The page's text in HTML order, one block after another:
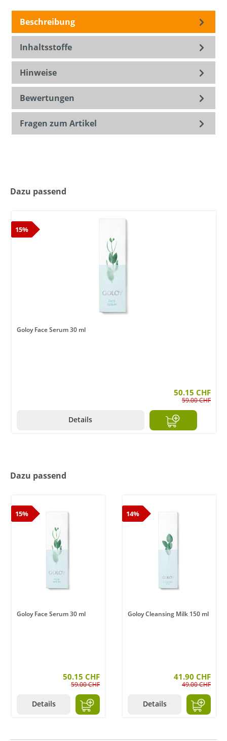
Beschreibung
Inhaltsstoffe
Hinweise
Bewertungen
Fragen zum Artikel
Dazu passend
15%
Goloy Face Serum 30 ml
50.15 CHF
59.00 CHF
Details
Dazu passend
15%
Goloy Face Serum 30 ml
50.15 CHF
59.00 CHF
Details
14%
Goloy Cleansing Milk 150 ml
41.90 CHF
49.00 CHF
Details